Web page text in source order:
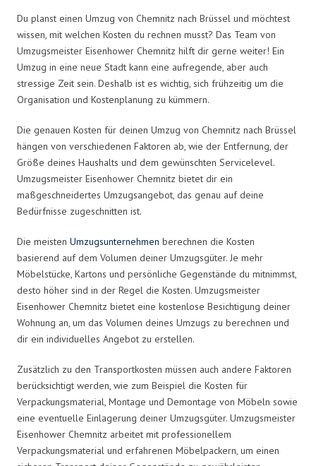
Du planst einen Umzug von Chemnitz nach Brüssel und möchtest
wissen, mit welchen Kosten du rechnen musst? Das Team von
Umzugsmeister Eisenhower Chemnitz hilft dir gerne weiter! Ein
Umzug in eine neue Stadt kann eine aufregende, aber auch
stressige Zeit sein. Deshalb ist es wichtig, sich frühzeitig um die
Organisation und Kostenplanung zu kümmern.
Die genauen Kosten für deinen Umzug von Chemnitz nach Brüssel
hängen von verschiedenen Faktoren ab, wie der Entfernung, der
Größe deines Haushalts und dem gewünschten Servicelevel.
Umzugsmeister Eisenhower Chemnitz bietet dir ein
maßgeschneidertes Umzugsangebot, das genau auf deine
Bedürfnisse zugeschnitten ist.
Die meisten Umzugsunternehmen berechnen die Kosten
basierend auf dem Volumen deiner Umzugsgüter. Je mehr
Möbelstücke, Kartons und persönliche Gegenstände du mitnimmst,
desto höher sind in der Regel die Kosten. Umzugsmeister
Eisenhower Chemnitz bietet eine kostenlose Besichtigung deiner
Wohnung an, um das Volumen deines Umzugs zu berechnen und
dir ein individuelles Angebot zu erstellen.
Zusätzlich zu den Transportkosten müssen auch andere Faktoren
berücksichtigt werden, wie zum Beispiel die Kosten für
Verpackungsmaterial, Montage und Demontage von Möbeln sowie
eine eventuelle Einlagerung deiner Umzugsgüter. Umzugsmeister
Eisenhower Chemnitz arbeitet mit professionellem
Verpackungsmaterial und erfahrenen Möbelpackern, um einen